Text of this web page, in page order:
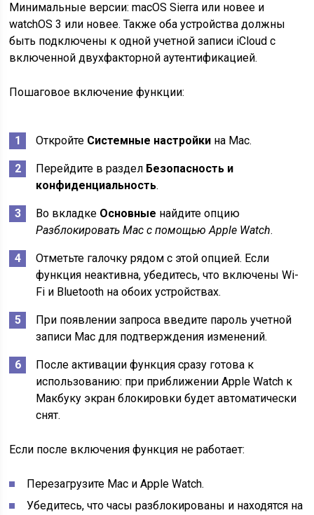
Минимальные версии: macOS Sierra или новее и
watchOS 3 или новее. Также оба устройства должны
быть подключены к одной учетной записи iCloud с
включенной двухфакторной аутентификацией.
Пошаговое включение функции:
Откройте Системные настройки на Mac.
Перейдите в раздел Безопасность и
конфиденциальность.
Во вкладке Основные найдите опцию
Разблокировать Mac с помощью Apple Watch.
Отметьте галочку рядом с этой опцией. Если
функция неактивна, убедитесь, что включены Wi-
Fi и Bluetooth на обоих устройствах.
При появлении запроса введите пароль учетной
записи Mac для подтверждения изменений.
После активации функция сразу готова к
использованию: при приближении Apple Watch к
Макбуку экран блокировки будет автоматически
снят.
Если после включения функция не работает:
Перезагрузите Mac и Apple Watch.
Убедитесь, что часы разблокированы и находятся на